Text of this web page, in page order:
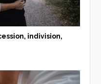
indivision,